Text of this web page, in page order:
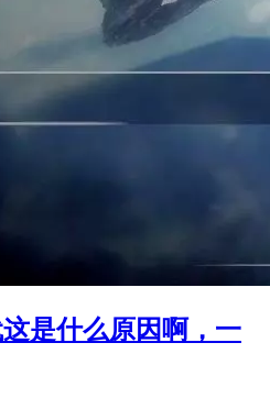
是什么原因啊，一